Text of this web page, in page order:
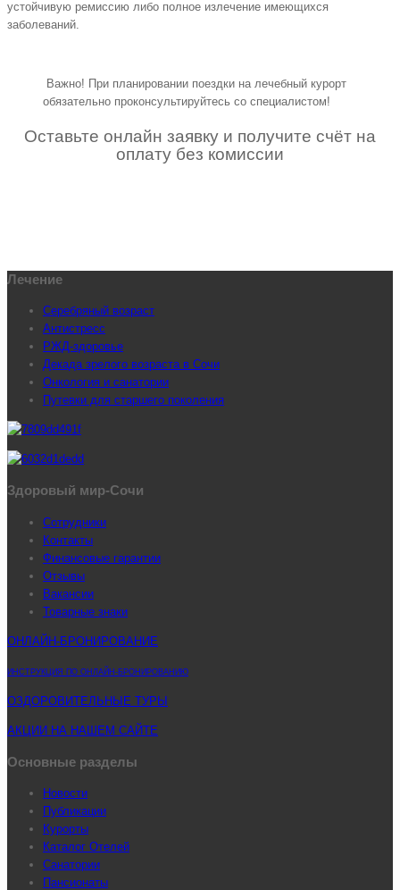
устойчивую ремиссию либо полное излечение имеющихся
заболеваний.
Важно! При планировании поездки на лечебный курорт
обязательно проконсультируйтесь со специалистом!
Оставьте онлайн заявку и получите счёт на
оплату без комиссии
Лечение
Серебряный возраст
Антистресс
РЖД-здоровье
Декада зрелого возраста в Сочи
Онкология и санатории
Путевки для старшего поколения
Здоровый мир-Сочи
Сотрудники
Контакты
Финансовые гарантии
Отзывы
Вакансии
Товарные знаки
ОНЛАЙН-БРОНИРОВАНИЕ
ИНСТРУКЦИЯ ПО ОНЛАЙН-БРОНИРОВАНИЮ
ОЗДОРОВИТЕЛЬНЫЕ ТУРЫ
АКЦИИ НА НАШЕМ САЙТЕ
Основные разделы
Новости
Публикации
Курорты
Каталог Отелей
Санатории
Пансионаты